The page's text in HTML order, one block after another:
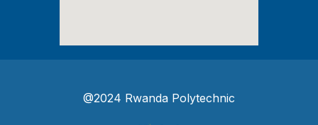
@2024 Rwanda Polytechnic